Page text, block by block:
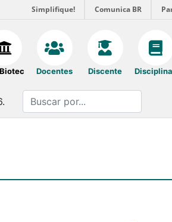
Simplifique! Comunica BR
Docentes Discente